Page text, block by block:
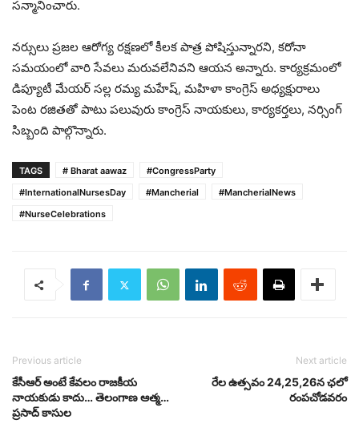
సన్మానించారు.
నర్సులు ప్రజల ఆరోగ్య రక్షణలో కీలక పాత్ర పోషిస్తున్నారని, కరోనా
సమయంలో వారి సేవలు మరువలేనివని ఆయన అన్నారు. కార్యక్రమంలో
డిప్యూటీ మేయర్ సల్ల రమ్య మహేష్, మహిళా కాంగ్రెస్ అధ్యక్షురాలు
పెంట రజితతో పాటు పలువురు కాంగ్రెస్ నాయకులు, కార్యకర్తలు, నర్సింగ్
సిబ్బంది పాల్గొన్నారు.
TAGS # Bharat aawaz
#CongressParty
#InternationalNursesDay
#Mancherial
#MancherialNews
#NurseCelebrations
Previous article
కేసీఆర్ అంటే కేవలం రాజకీయ
నాయకుడు కాదు… తెలంగాణ ఆత్మ…
ప్రసాద్ కాసుల
Next article
రేల ఉత్సవం 24,25,26న ఛలో
రంపచోడవరం